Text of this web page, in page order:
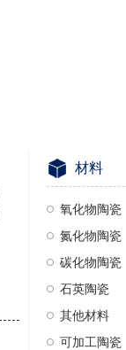
材料
氧化物陶瓷
氮化物陶瓷
碳化物陶瓷
石英陶瓷
其他材料
可加工陶瓷